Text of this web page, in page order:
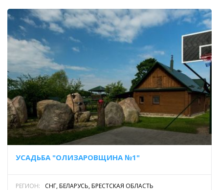
УСАДЬБА "ОЛИЗАРОВЩИНА №1"
РЕГИОН: СНГ, БЕЛАРУСЬ, БРЕСТСКАЯ ОБЛАСТЬ